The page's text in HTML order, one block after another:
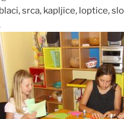
srca, kapljice, loptice,